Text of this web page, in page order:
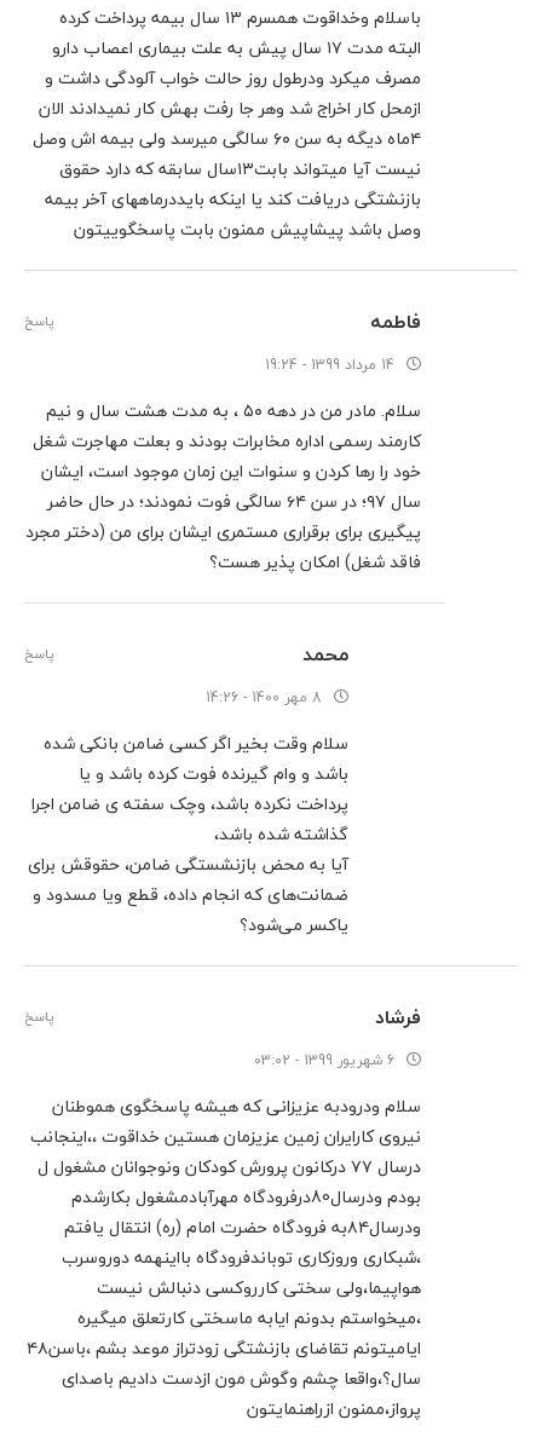
باسلام وخداقوت همسرم ۱۳ سال بیمه پرداخت کرده
البته مدت ۱۷ سال پیش به علت بیماری اعصاب دارو
مصرف میکرد ودرطول روز حالت خواب آلودگی داشت و
ازمحل کار اخراج شد وهر جا رفت بهش کار نمیدادند الان
۴ماه دیگه به سن ۶۰ سالگی میرسد ولی بیمه اش وصل
نیست آیا میتواند بابت۱۳سال سابقه که دارد حقوق
بازنشتگی دریافت کند یا اینکه بایددرماههای آخر بیمه
وصل باشد پیشاپیش ممنون بابت پاسخگوییتون
فاطمه
14 مرداد 1399 - 19:24
سلام‌. مادر من در دهه ۵۰ ، به مدت هشت سال و نیم
کارمند رسمی اداره مخابرات بودند و بعلت مهاجرت شغل
خود را رها کردن و سنوات این زمان موجود است، ایشان
سال ۹۷؛ در سن ۶۴ سالگی فوت نمودند؛ در حال حاضر
پیگیری برای برقراری مستمری ایشان برای من (دختر مجرد
فاقد شغل) امکان پذیر هست؟
پاسخ
محمد
8 مهر 1400 - 14:26
سلام وقت بخیر اگر کسی ضامن بانکی شده
باشد و وام گیرنده فوت کرده باشد و یا
پرداخت نکرده باشد، وچک سفته ی ضامن اجرا
گذاشته شده باشد،
آیا به محض بازنشستگی ضامن، حقوقش برای
ضمانت‌های که انجام داده، قطع ویا مسدود و
یاکسر می‌شود؟
پاسخ
فرشاد
6 شهریور 1399 - 03:02
سلام ودرودبه عزیزانی که هیشه پاسخگوی هموطنان
نیروی کارایران زمین عزیزمان هستین خداقوت ،،اینجانب
درسال ۷۷ درکانون پرورش کودکان ونوجوانان مشغول ل
بودم ودرسال80درفرودگاه مهرآبادمشغول بکارشدم
ودرسال۸۴به فرودگاه حضرت امام (ره) انتقال یافتم
،شبکاری وروزکاری توباندفرودگاه بااینهمه دوروسرب
هواپیما،ولی سختی کارروکسی دنبالش نیست
،میخواستم بدونم ایابه ماسختی کارتعلق میگیره
ایامیتونم تقاضای بازنشتگی زودتراز موعد بشم ،باسن۴۸
سال؟،واقعا چشم وگوش مون ازدست دادیم باصدای
پرواز،ممنون ازراهنمایتون
پاسخ